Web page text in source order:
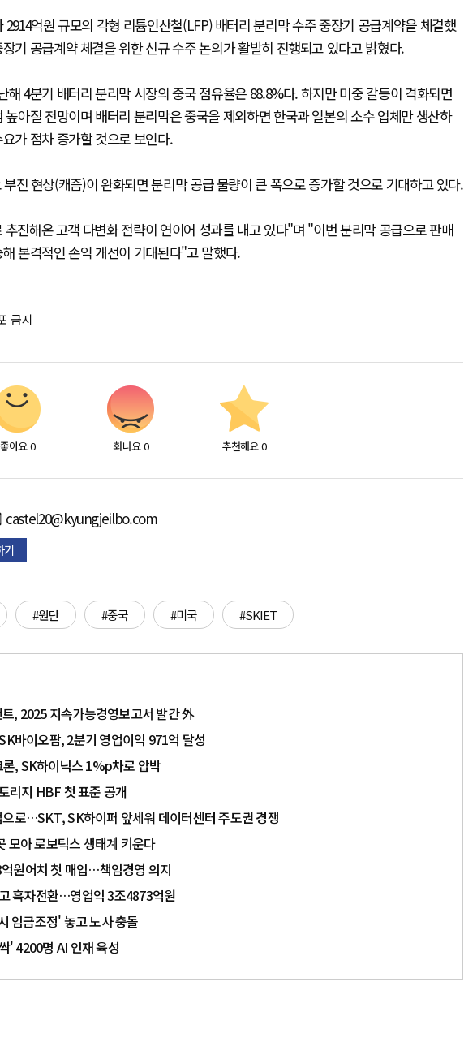
억원 규모의 각형 리튬인산철(LFP) 배터리 분리막 수주 중장기 공급계약을 체결했
기 공급계약 체결을 위한 신규 수주 논의가 활발히 진행되고 있다고 밝혔다.
해 4분기 배터리 분리막 시장의 중국 점유율은 88.8%다. 하지만 미중 갈등이 격화되면
아질 전망이며 배터리 분리막은 중국을 제외하면 한국과 일본의 소수 업체만 생산하
가 점차 증가할 것으로 보인다.
진 현상(캐즘)이 완화되면 분리막 공급 물량이 큰 폭으로 증가할 것으로 기대하고 있다.
진해온 고객 다변화 전략이 연이어 성과를 내고 있다"며 "이번 분리막 공급으로 판매
본격적인 손익 개선이 기대된다"고 말했다.
금지
좋아요 0 화나요 0 추천해요 0
castel20@kyungjeilbo.com
기
#원단 #중국 #미국 #SKIET
, 2025 지속가능경영보고서 발간 外
바이오팜, 2분기 영업이익 971억 달성
, SK하이닉스 1%p차로 압박
리지 HBF 첫 표준 공개
로…SKT, SK하이퍼 앞세워 데이터센터 주도권 경쟁
모아 로보틱스 생태계 키운다
원어치 첫 매입…책임경영 의지
흑자전환…영업익 3조4873억원
임금조정' 놓고 노사 충돌
' 4200명 AI 인재 육성